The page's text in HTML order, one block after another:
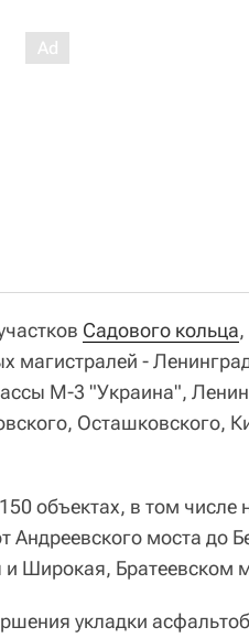
Садового кольца
магистралей -
М-3 "Украина",
Осташковского,
объектах, в том числе
моста до
Широкая, Братеевском
укладки